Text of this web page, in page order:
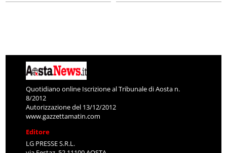
Quotidiano online Iscrizione al Tribunale di Aosta n.
8/2012
Autorizzazione del 13/12/2012
www.gazzettamatin.com
Editore
LG PRESSE S.R.L.